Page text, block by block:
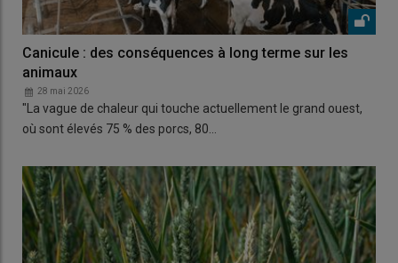
Canicule : des conséquences à long terme sur les
animaux
28 mai 2026
"La vague de chaleur qui touche actuellement le grand ouest,
où sont élevés 75 % des porcs, 80…